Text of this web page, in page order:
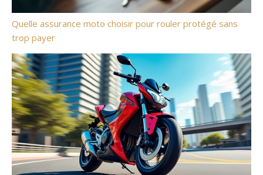
Quelle assurance moto choisir pour rouler protégé sans
trop payer